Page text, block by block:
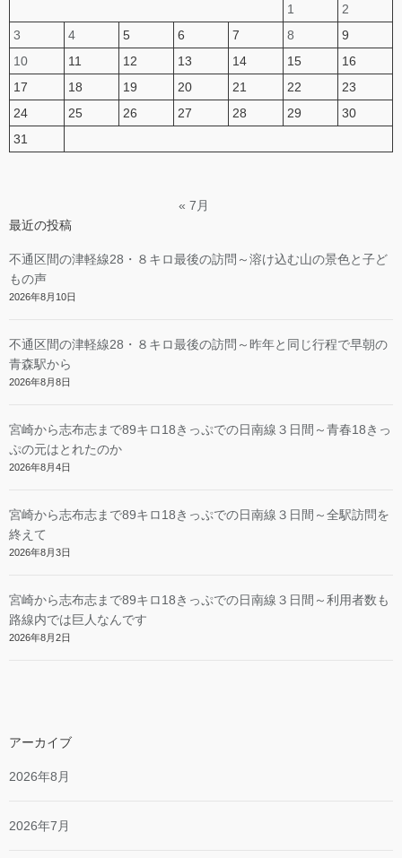
1
2
3
4 5 6 7 8
9
10
11 12 13 14 15
16
17
18 19 20 21 22
23
24
25 26 27 28 29
30
31
« 7月
最近の投稿
不通区間の津軽線28・８キロ最後の訪問～溶け込む山の景色と子ど
もの声
2026年8月10日
不通区間の津軽線28・８キロ最後の訪問～昨年と同じ行程で早朝の
青森駅から
2026年8月8日
宮崎から志布志まで89キロ18きっぷでの日南線３日間～青春18きっ
ぷの元はとれたのか
2026年8月4日
宮崎から志布志まで89キロ18きっぷでの日南線３日間～全駅訪問を
終えて
2026年8月3日
宮崎から志布志まで89キロ18きっぷでの日南線３日間～利用者数も
路線内では巨人なんです
2026年8月2日
アーカイブ
2026年8月
2026年7月